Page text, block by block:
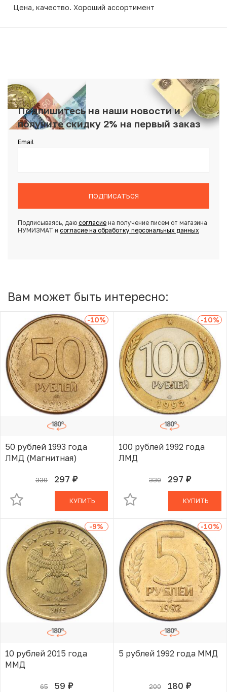
Цена, качество. Хороший ассортимент
Подпишитесь на наши новости и
получите скидку 2% на первый заказ
Email
ПОДПИСАТЬСЯ
Подписываясь, даю согласиена получение писем от магазина
НУМИЗМАТ и согласие на обработку персональных данных
Вам может быть интересно:
-10%
50 рублей 1993 года
ЛМД (Магнитная)
330 297 руб.
В КОРЗИНЕ
КУПИТЬ
-10%
100 рублей 1992 года
ЛМД
330 297 руб.
В КОРЗИНЕ
КУПИТЬ
-9%
10 рублей 2015 года
ММД
65 59 руб.
В КОРЗИНЕ
-10%
5 рублей 1992 года ММД
200 180 руб.
В КОРЗИНЕ